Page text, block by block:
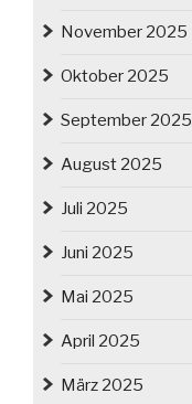
November 2025
Oktober 2025
September 2025
August 2025
Juli 2025
Juni 2025
Mai 2025
April 2025
März 2025